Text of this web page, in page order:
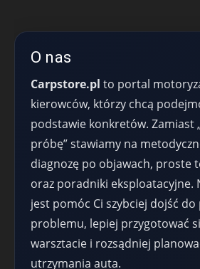
O nas
Carpstore.pl to portal
kierowców, którzy chcą
podstawie konkretów. Zamiast
próbę” stawiamy na
diagnozę po objawach, proste
oraz poradniki eksploatacyjne.
jest pomóc Ci szybciej dojść do
problemu, lepiej przygotować
warsztacie i rozsądniej
utrzymania auta.